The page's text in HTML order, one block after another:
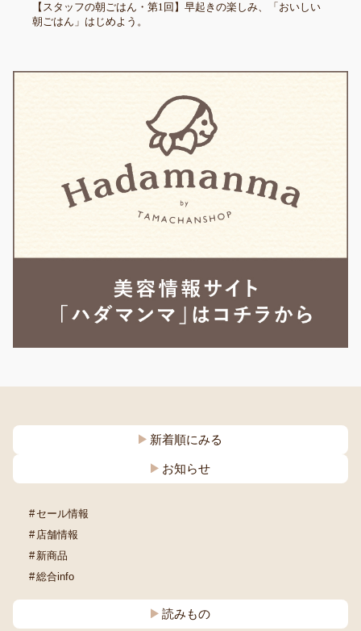
【スタッフの朝ごはん・第1回】早起きの楽しみ、「おいしい
朝ごはん」はじめよう。
新着順にみる
お知らせ
セール情報
店舗情報
新商品
総合info
読みもの